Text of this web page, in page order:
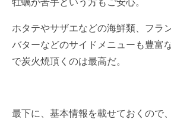
ホタテやサザエなどの海鮮類、フラ
バターなどのサイドメニューも豊富
で炭火焼頂くのは最高だ。
最下に、基本情報を載せておくので、